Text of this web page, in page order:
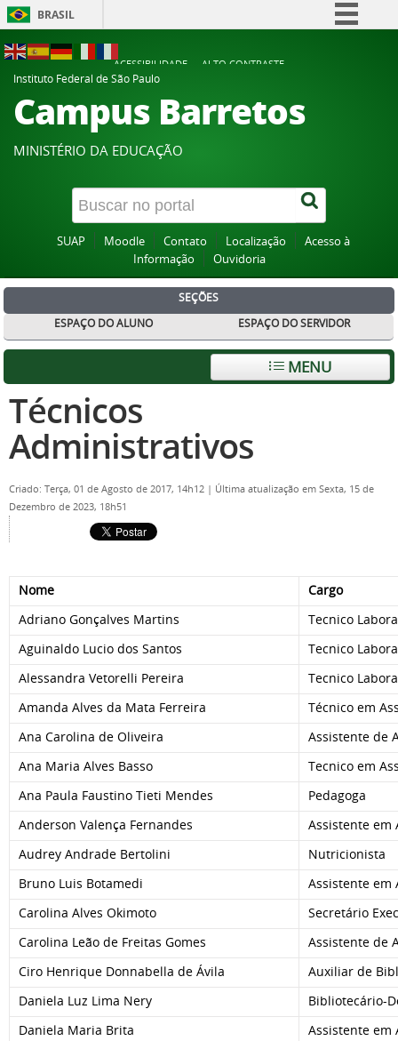
BRASIL
Participe
Acesso à informação
Canais
ACESSIBILIDADE
ALTO CONTRASTE
Instituto Federal de São Paulo
Campus Barretos
MINISTÉRIO DA EDUCAÇÃO
SUAP Moodle Contato Localização
Acesso à
Informação
Ouvidoria
SEÇÕES
ESPAÇO DO ALUNO
ESPAÇO DO SERVIDOR
MENU
Técnicos
Administrativos
Criado: Terça, 01 de Agosto de 2017, 14h12 | Última atualização em Sexta, 15 de
Dezembro de 2023, 18h51
Nome
Cargo
Adriano Gonçalves Martins
Tecnico
Aguinaldo Lucio dos Santos
Tecnico
Alessandra Vetorelli Pereira
Tecnico
Amanda Alves da Mata Ferreira
Técnico em
Ana Carolina de Oliveira
Assistente de
Ana Maria Alves Basso
Tecnico em
Ana Paula Faustino Tieti Mendes
Pedagoga
Anderson Valença Fernandes
Assistente em
Audrey Andrade Bertolini
Nutricionista
Bruno Luis Botamedi
Assistente em
Carolina Alves Okimoto
Secretário
Carolina Leão de Freitas Gomes
Assistente de
Ciro Henrique Donnabella de Ávila
Auxiliar de
Daniela Luz Lima Nery
Bibliotecário-
Daniela Maria Brita
Assistente em